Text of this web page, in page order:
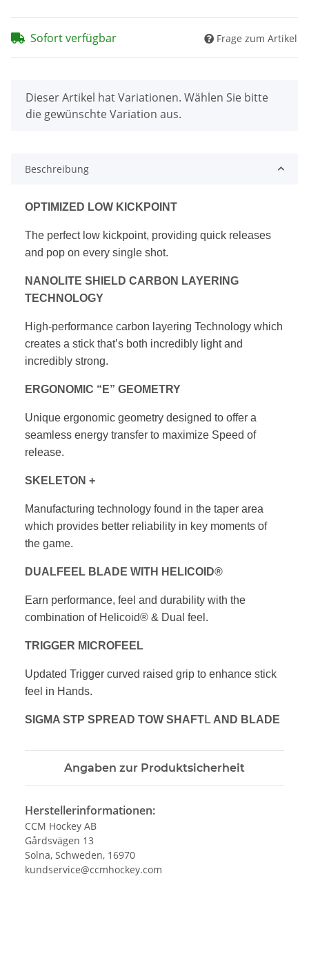
Sofort verfügbar Frage zum Artikel
x
Dieser Artikel hat Variationen. Wählen Sie bitte
die gewünschte Variation aus.
Beschreibung
OPTIMIZED LOW KICKPOINT
The perfect low kickpoint, providing quick releases
and pop on every single shot.
NANOLITE SHIELD CARBON LAYERING
TECHNOLOGY
High-performance carbon layering Technology which
creates a stick that’s both incredibly light and
incredibly strong.
ERGONOMIC “E” GEOMETRY
Unique ergonomic geometry designed to offer a
seamless energy transfer to maximize Speed of
release.
SKELETON +
Manufacturing technology found in the taper area
which provides better reliability in key moments of
the game.
DUALFEEL BLADE WITH HELICOID®
Earn performance, feel and durability with the
combination of Helicoid® & Dual feel.
TRIGGER MICROFEEL
Updated Trigger curved raised grip to enhance stick
feel in Hands.
SIGMA STP SPREAD TOW SHAFTL AND BLADE
Angaben zur Produktsicherheit
Herstellerinformationen:
CCM Hockey AB
Gårdsvägen 13
Solna, Schweden, 16970
kundservice@ccmhockey.com